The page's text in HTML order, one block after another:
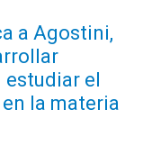
a Agostini,
el
la materia